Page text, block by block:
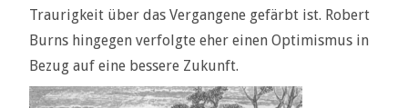
Traurigkeit über das Vergangene gefärbt ist. Robert
Burns hingegen verfolgte eher einen Optimismus in
Bezug auf eine bessere Zukunft.